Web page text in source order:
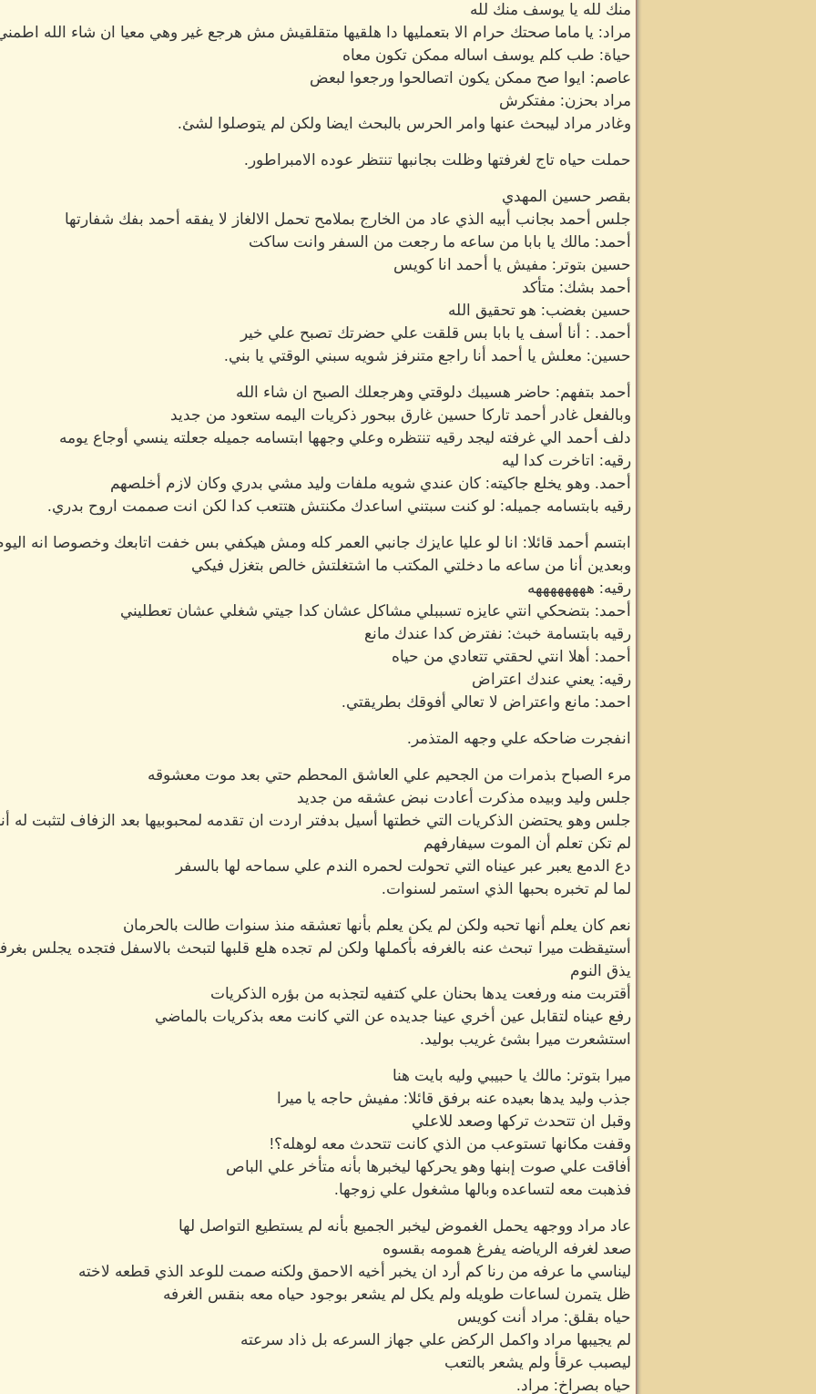
منك لله يا يوسف منك لله
مراد: يا ماما صحتك حرام الا بتعمليها دا هلقيها متقلقيش مش هرجع غير وهي معيا ان شاء الله
حياة: طب كلم يوسف اساله ممكن تكون معاه
عاصم: ايوا صح ممكن يكون اتصالحوا ورجعوا لبعض
مراد بحزن: مفتكرش
وغادر مراد ليبحث عنها وامر الحرس بالبحث ايضا ولكن لم يتوصلوا لشئ.
حملت حياه تاج لغرفتها وظلت بجانبها تنتظر عوده الامبراطور.
بقصر حسين المهدي
جلس أحمد بجانب أبيه الذي عاد من الخارج بملامح تحمل الالغاز لا يفقه أحمد بفك شفارتها
أحمد: مالك يا بابا من ساعه ما رجعت من السفر وانت ساكت
حسين بتوتر: مفيش يا أحمد انا كويس
أحمد بشك: متأكد
حسين بغضب: هو تحقيق الله
أحمد. : أنا أسف يا بابا بس قلقت علي حضرتك تصبح علي خير
حسين: معلش يا أحمد أنا راجع متنرفز شويه سبني الوقتي يا بني.
أحمد بتفهم: حاضر هسيبك دلوقتي وهرجعلك الصبح ان شاء الله
وبالفعل غادر أحمد تاركا حسين غارق ببحور ذكريات اليمه ستعود من جديد
دلف أحمد الي غرفته ليجد رقيه تنتظره وعلي وجهها ابتسامه جميله جعلته ينسي أوجاع يومه
رقيه: اتاخرت كدا ليه
أحمد. وهو يخلع جاكيته: كان عندي شويه ملفات وليد مشي بدري وكان لازم أخلصهم
رقيه بابتسامه جميله: لو كنت سبتني اساعدك مكنتش هتتعب كدا لكن انت صممت اروح بدري.
ابتسم أحمد قائلا: انا لو عليا عايزك جانبي العمر كله ومش هيكفي بس خفت اتابعك وخصوصا انه
وبعدين أنا من ساعه ما دخلتي المكتب ما اشتغلتش خالص بتغزل فيكي
رقيه: ههههههههه
أحمد: بتضحكي انتي عايزه تسببلي مشاكل عشان كدا جيتي شغلي عشان تعطليني
رقيه بابتسامة خبث: نفترض كدا عندك مانع
أحمد: أهلا انتي لحقتي تتعادي من حياه
رقيه: يعني عندك اعتراض
احمد: مانع واعتراض لا تعالي أفوقك بطريقتي.
انفجرت ضاحكه علي وجهه المتذمر.
مرء الصباح بذمرات من الجحيم علي العاشق المحطم حتي بعد موت معشوقه
جلس وليد وبيده مذكرت أعادت نبض عشقه من جديد
جلس وهو يحتضن الذكريات التي خطتها أسيل بدفتر اردت ان تقدمه لمحبوبيها بعد الزفاف لتثبت له
لم تكن تعلم أن الموت سيفارفهم
دع الدمع يعبر عبر عيناه التي تحولت لحمره الندم علي سماحه لها بالسفر
لما لم تخبره بحبها الذي استمر لسنوات.
نعم كان يعلم أنها تحبه ولكن لم يكن يعلم بأنها تعشقه منذ سنوات طالت بالحرمان
أستيقظت ميرا تبحث عنه بالغرفه بأكملها ولكن لم تجده هلع قلبها لتبحث بالاسفل فتجده يجلس
يذق النوم
أقتربت منه ورفعت يدها بحنان علي كتفيه لتجذبه من بؤره الذكريات
رفع عيناه لتقابل عين أخري عينا جديده عن التي كانت معه بذكريات بالماضي
استشعرت ميرا بشئ غريب بوليد.
ميرا بتوتر: مالك يا حبيبي وليه بايت هنا
جذب وليد يدها بعيده عنه برفق قائلا: مفيش حاجه يا ميرا
وقبل ان تتحدث تركها وصعد للاعلي
وقفت مكانها تستوعب من الذي كانت تتحدث معه لوهله؟!
أفاقت علي صوت إبنها وهو يحركها ليخبرها بأنه متأخر علي الباص
فذهبت معه لتساعده وبالها مشغول علي زوجها.
عاد مراد ووجهه يحمل الغموض ليخبر الجميع بأنه لم يستطيع التواصل لها
صعد لغرفه الرياضه يفرغ همومه بقسوه
ليناسي ما عرفه من رنا كم أرد ان يخبر أخيه الاحمق ولكنه صمت للوعد الذي قطعه لاخته
ظل يتمرن لساعات طويله ولم يكل لم يشعر بوجود حياه معه بنقس الغرفه
حياه بقلق: مراد أنت كويس
لم يجيبها مراد واكمل الركض علي جهاز السرعه بل ذاد سرعته
ليصبب عرقأ ولم يشعر بالتعب
حياه بصراخ: مراد.